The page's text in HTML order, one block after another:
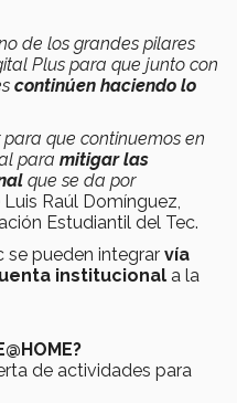
de los grandes pilares
Plus para que junto con
continúen haciendo lo
que continuemos en
para mitigar las
que se da por
Raúl Domínguez,
Estudiantil del Tec.
se pueden integrar vía
institucional a la
de actividades para